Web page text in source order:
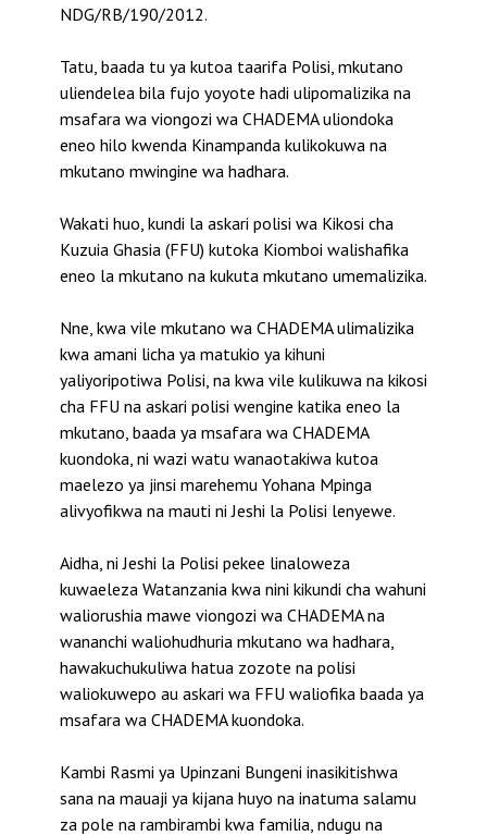
NDG/RB/190/2012.
Tatu, baada tu ya kutoa taarifa Polisi, mkutano
uliendelea bila fujo yoyote hadi ulipomalizika na
msafara wa viongozi wa CHADEMA uliondoka
eneo hilo kwenda Kinampanda kulikokuwa na
mkutano mwingine wa hadhara.
Wakati huo, kundi la askari polisi wa Kikosi cha
Kuzuia Ghasia (FFU) kutoka Kiomboi walishafika
eneo la mkutano na kukuta mkutano umemalizika.
Nne, kwa vile mkutano wa CHADEMA ulimalizika
kwa amani licha ya matukio ya kihuni
yaliyoripotiwa Polisi, na kwa vile kulikuwa na kikosi
cha FFU na askari polisi wengine katika eneo la
mkutano, baada ya msafara wa CHADEMA
kuondoka, ni wazi watu wanaotakiwa kutoa
maelezo ya jinsi marehemu Yohana Mpinga
alivyofikwa na mauti ni Jeshi la Polisi lenyewe.
Aidha, ni Jeshi la Polisi pekee linaloweza
kuwaeleza Watanzania kwa nini kikundi cha wahuni
waliorushia mawe viongozi wa CHADEMA na
wananchi waliohudhuria mkutano wa hadhara,
hawakuchukuliwa hatua zozote na polisi
waliokuwepo au askari wa FFU waliofika baada ya
msafara wa CHADEMA kuondoka.
Kambi Rasmi ya Upinzani Bungeni inasikitishwa
sana na mauaji ya kijana huyo na inatuma salamu
za pole na rambirambi kwa familia, ndugu na